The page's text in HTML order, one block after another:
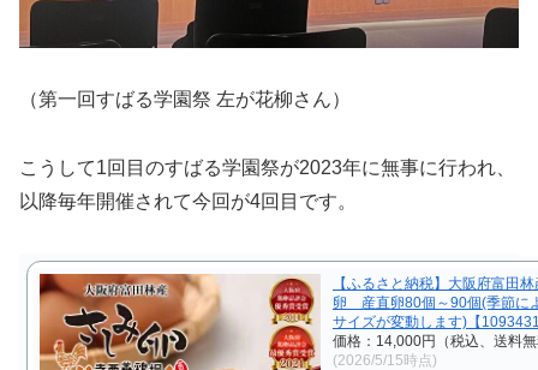
（第一回すばる学園祭 左が花柳さん）
こうして1回目のすばる学園祭が2023年に無事に行われ、
以降毎年開催されて今回が4回目です。
【ふるさと納税】大阪府富田
卵 産直卵80個～90個(季節に
サイズが変動します)【
価格：14,000円（税込、送料
(2026/5/15時点)